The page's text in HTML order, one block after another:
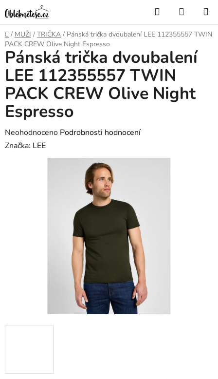
na
obsah
Hledat
KOŠÍK
Domů
/ MUŽI / TRIČKA / Pánská trička dvoubalení LEE 112355557 TWIN
PACK CREW Olive Night Espresso
Pánská trička dvoubalení
LEE 112355557 TWIN
PACK CREW Olive Night
Espresso
Průměrné
hodnocení
Neohodnoceno Podrobnosti hodnocení
Značka: LEE